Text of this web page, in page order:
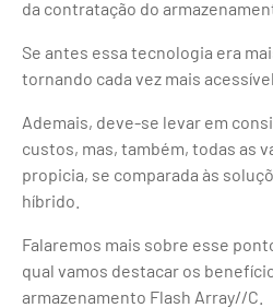
da contratação do
Se antes essa tecnologia era
tornando cada vez mais acessível.
Ademais, deve-se levar em
custos, mas, também, todas as
propicia, se comparada às
híbrido.
Falaremos mais sobre esse
qual vamos destacar os
armazenamento Flash Array//C.